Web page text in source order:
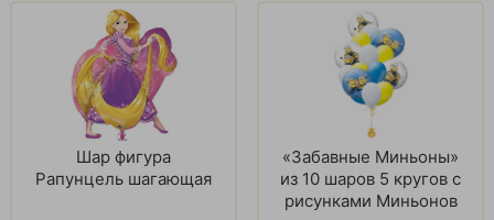
Шар фигура
Рапунцель шагающая
«Забавные Миньоны»
из 10 шаров 5 кругов с
рисунками Миньонов